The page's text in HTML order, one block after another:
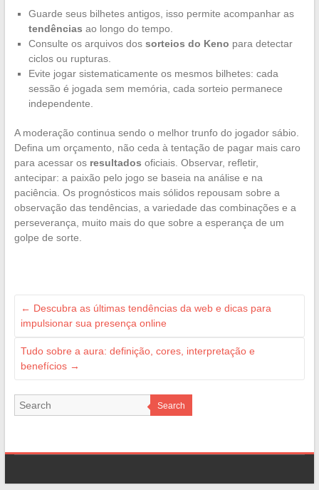
Guarde seus bilhetes antigos, isso permite acompanhar as
tendências ao longo do tempo.
Consulte os arquivos dos sorteios do Keno para detectar
ciclos ou rupturas.
Evite jogar sistematicamente os mesmos bilhetes: cada
sessão é jogada sem memória, cada sorteio permanece
independente.
A moderação continua sendo o melhor trunfo do jogador sábio.
Defina um orçamento, não ceda à tentação de pagar mais caro
para acessar os resultados oficiais. Observar, refletir,
antecipar: a paixão pelo jogo se baseia na análise e na
paciência. Os prognósticos mais sólidos repousam sobre a
observação das tendências, a variedade das combinações e a
perseverança, muito mais do que sobre a esperança de um
golpe de sorte.
← Descubra as últimas tendências da web e dicas para
impulsionar sua presença online
Tudo sobre a aura: definição, cores, interpretação e
benefícios →
Search